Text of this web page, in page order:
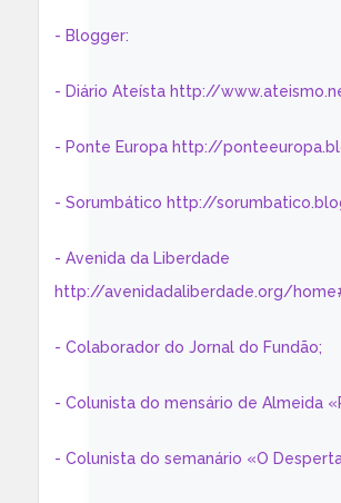
- Blogger:
- Diário Ateísta http://
- Ponte Europa http://
- Sorumbático http://
- Avenida da Liberdade
http://avenidadaliberdade.org/
- Colaborador do Jornal do Fundão;
- Colunista do mensário de Almeida
- Colunista do semanário «O